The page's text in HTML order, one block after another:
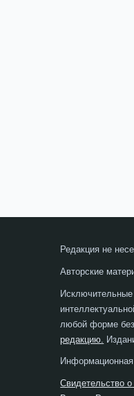
Редакция не
Авторские
Исключительные
любой форме без
редакцию.
Свидетельство